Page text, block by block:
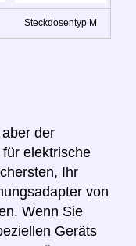
Steckdosentyp M
der
elektrische
Ihr
von
Wenn Sie
Geräts